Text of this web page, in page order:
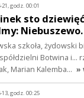
21, godz. 00:01
sto
szkoła, żydowski
Botwina i…
Marian Kalemba… »
13, godz. 00:25